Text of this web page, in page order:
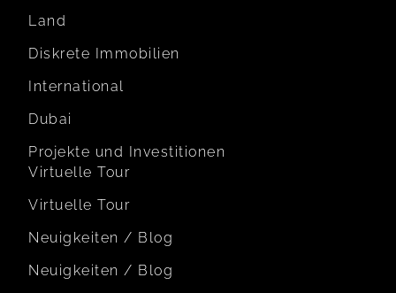
Land
Diskrete Immobilien
International
Dubai
Projekte und Investitionen
Virtuelle Tour
Virtuelle Tour
Neuigkeiten / Blog
Neuigkeiten / Blog